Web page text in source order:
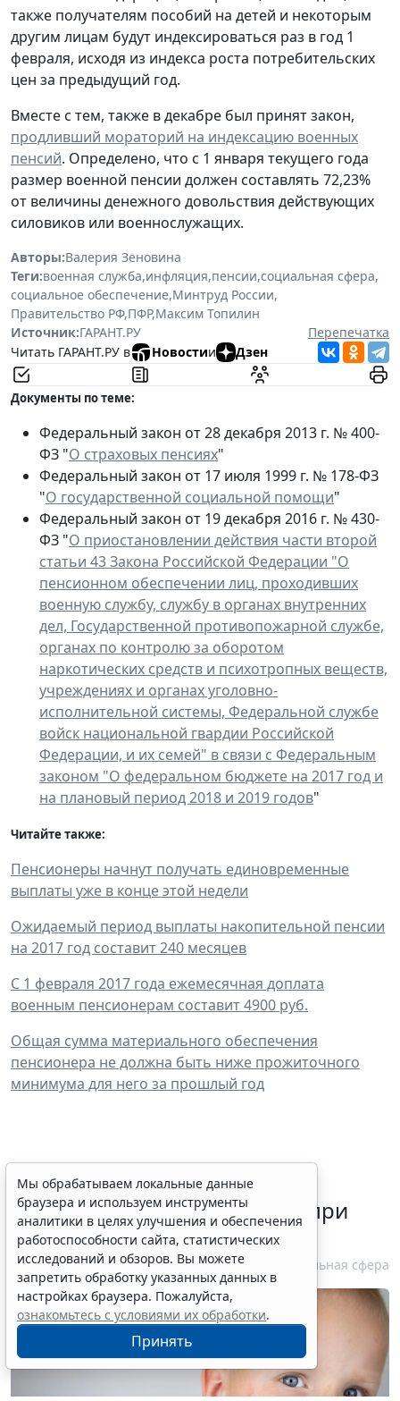
также получателям пособий на детей и некоторым
другим лицам будут индексироваться раз в год 1
февраля, исходя из индекса роста потребительских
цен за предыдущий год.
Вместе с тем, также в декабре был принят закон,
продливший мораторий на индексацию военных
пенсий. Определено, что с 1 января текущего года
размер военной пенсии должен составлять 72,23%
от величины денежного довольствия действующих
силовиков или военнослужащих.
Авторы:Валерия Зеновина
Теги:военная служба,инфляция,пенсии,социальная сфера,
социальное обеспечение,Минтруд России,
Правительство РФ,ПФР,Максим Топилин
Источник:ГАРАНТ.РУ
Перепечатка
Читать ГАРАНТ.РУ в
Новостии Дзен
Документы по теме:
Федеральный закон от 28 декабря 2013 г. № 400-
ФЗ "О страховых пенсиях"
Федеральный закон от 17 июля 1999 г. № 178-ФЗ
"О государственной социальной помощи"
Федеральный закон от 19 декабря 2016 г. № 430-
ФЗ "О приостановлении действия части второй
статьи 43 Закона Российской Федерации "О
пенсионном обеспечении лиц, проходивших
военную службу, службу в органах внутренних
дел, Государственной противопожарной службе,
органах по контролю за оборотом
наркотических средств и психотропных веществ,
учреждениях и органах уголовно-
исполнительной системы, Федеральной службе
войск национальной гвардии Российской
Федерации, и их семей" в связи с Федеральным
законом "О федеральном бюджете на 2017 год и
на плановый период 2018 и 2019 годов"
Читайте также:
Пенсионеры начнут получать единовременные
выплаты уже в конце этой недели
Ожидаемый период выплаты накопительной пенсии
на 2017 год составит 240 месяцев
С 1 февраля 2017 года ежемесячная доплата
военным пенсионерам составит 4900 руб.
Общая сумма материального обеспечения
пенсионера не должна быть ниже прожиточного
минимума для него за прошлый год
Минздрав России утвердил
стандарт медпомощи детям при
контактном дерматите
10 августа 2026 18:03 Социальная сфера
Мы обрабатываем локальные данные
браузера и используем инструменты
аналитики в целях улучшения и обеспечения
работоспособности сайта, статистических
исследований и обзоров. Вы можете
запретить обработку указанных данных в
настройках браузера. Пожалуйста,
ознакомьтесь с условиями их обработки.
Принять